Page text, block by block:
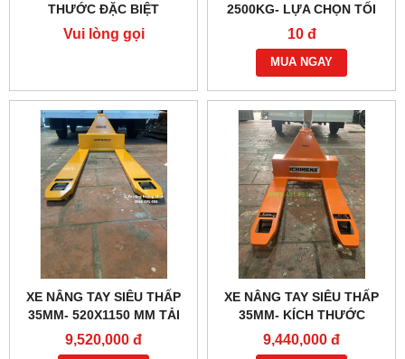
THƯỚC ĐẶC BIỆT
450X800MM, TẢI 2500KG
Vui lòng gọi
2500KG- LỰA CHỌN TỐI
ƯU CHO NGÀNH THỰC
10 đ
MUA NGAY
XE NÂNG TAY SIÊU THẤP
35MM- 520X1150 MM TẢI
TRỌNG 1000KG
9,520,000 đ
XE NÂNG TAY SIÊU THẤP
35MM- KÍCH THƯỚC
520X650MM
9,440,000 đ